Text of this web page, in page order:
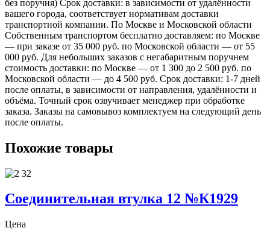
без поручня) Срок доставки: в зависимости от удалённости
вашего города, соответствует нормативам доставки
транспортной компании. По Москве и Московской области
Собственным транспортом бесплатно доставляем: по Москве
— при заказе от 35 000 руб. по Московской области — от 55
000 руб. Для небольших заказов с негабаритным поручнем
стоимость доставки: по Москве — от 1 300 до 2 500 руб. по
Московской области — до 4 500 руб. Срок доставки: 1-7 дней
после оплаты, в зависимости от направления, удалённости и
объёма. Точный срок озвучивает менеджер при обработке
заказа. Заказы на самовывоз комплектуем на следующий день
после оплаты.
Похожие товары
Соединительная втулка 12 №К1929
Цена